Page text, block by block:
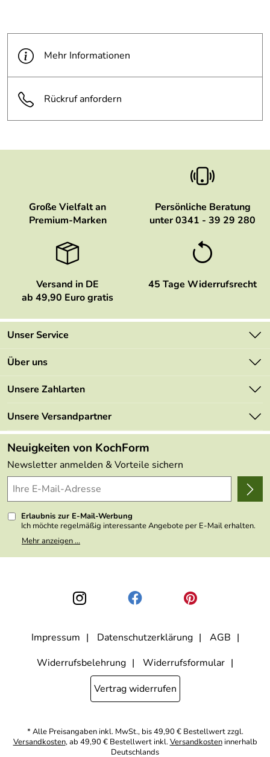
Mehr Informationen
Rückruf anfordern
Große Vielfalt an
Premium-Marken
Persönliche Beratung
unter 0341 - 39 29 280
Versand in DE
ab 49,90 Euro gratis
45 Tage Widerrufsrecht
Unser Service
Kontakt
Mehrwertsteuerfrei
Retourenportal
FAQs
Lieferbedingungen
Delivery Terms
Kundenlogin
Über uns
Marken
Angebote
Made in Germany
Themen
Wir über uns
Presse
Unsere Zahlarten
Unsere Versandpartner
Neuigkeiten von KochForm
Newsletter anmelden & Vorteile sichern
Erlaubnis zur E-Mail-Werbung
Ich möchte regelmäßig interessante Angebote per E-Mail erhalten.
Meine E-Mail-Adresse wird nicht an andere Unternehmen
weitergegeben. Zu statistischen Zwecken wird in anonymer Form
den Link "Abmelden" am Ende des Newsletters anklicke oder die
Option Newsletter im Mitgliederbereich deaktiviere. Die
Datenschutzerklärung
habe ich zur Kenntnis genommen.
Mehr anzeigen ...
Impressum Datenschutzerklärung
AGB
Widerrufsbelehrung
Widerrufsformular
Vertrag widerrufen
* Alle Preisangaben inkl. MwSt., bis 49,90 € Bestellwert zzgl.
Versandkosten, ab 49,90 € Bestellwert inkl.Versandkosteninnerhalb
Deutschlands